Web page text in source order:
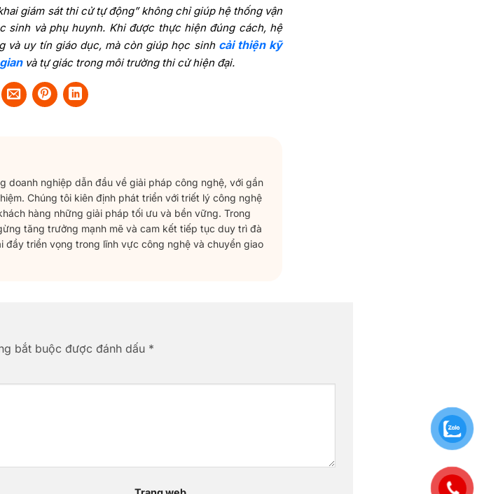
giám sát thi cử tự động” không chỉ giúp hệ thống vận
sinh và phụ huynh. Khi được thực hiện đúng cách, hệ
và uy tín giáo dục, mà còn giúp học sinh cải thiện kỹ
và tự giác trong môi trường thi cử hiện đại.
doanh nghiệp dẫn đầu về giải pháp công nghệ, với gần
Chúng tôi kiên định phát triển với triết lý công nghệ
hàng những giải pháp tối ưu và bền vững. Trong
tăng trưởng mạnh mẽ và cam kết tiếp tục duy trì đà
đầy triển vọng trong lĩnh vực công nghệ và chuyển giao
bắt buộc được đánh dấu *